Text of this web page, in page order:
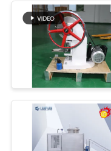
YÊU
CẦU
BÁO
GIÁ